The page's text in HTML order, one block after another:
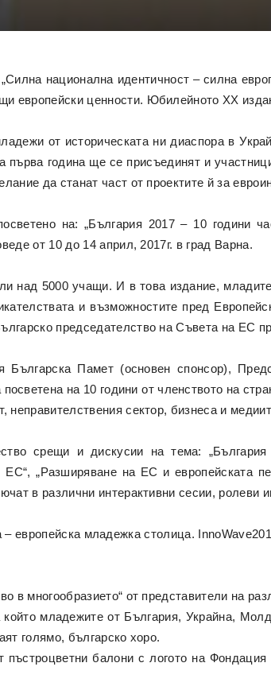
„Силна национална идентичност – силна
европейски ценности. Юбилейното XX
от историческата ни диаспора в
първа година ще се присъединят и
да станат част от проектите й за
на: „България 2017 – 10 години
от 10 до 14 април, 2017г. в град Варна.
над 5000 учащи. И в това издание,
и възможностите пред
председателство на Съвета на ЕС
Памет (основен спонсор),
на 10 години от членството на
неправителствения сектор, бизнеса и
срещи и дискусии на тема:
„Разширяване на ЕС и европейската
в различни интерактивни сесии, ролеви
европейска младежка столица.
в многообразието“ от представители на
младежите от България, Украйна,
голямо, българско хоро.
балони с логото на